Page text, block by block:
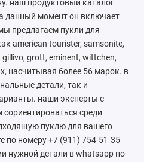
наш продуктовый каталог
данный момент он включает
предлагаем пукли для
american tourister, samsonite,
gillivo, grott, eminent, wittchen,
насчитывая более 56 марок. в
детали, так и
наши эксперты с
среди
пуклю для вашего
по номеру +7 (911) 754-51-35
нужной детали в whatsapp по